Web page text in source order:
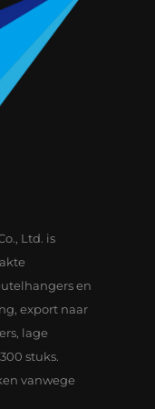
Ltd. is
en
export naar
lage
stuks.
vanwege